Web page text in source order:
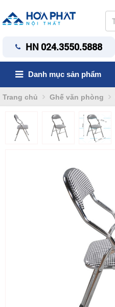
HN 024.3550.5888
Danh mục sản phẩm
Trang chủ Ghế văn phòng